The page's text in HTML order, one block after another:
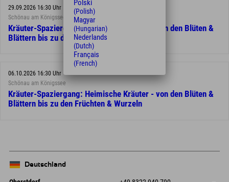
29.09.2026 16:30 Uhr
Schönau am Königssee
Kräuter-Spaziergang: Heimische Kräuter - von den Blüten &
Blättern bis zu den Früchten & Wurzeln
06.10.2026 16:30 Uhr
Schönau am Königssee
Kräuter-Spaziergang: Heimische Kräuter - von den Blüten &
Blättern bis zu den Früchten & Wurzeln
Deutschland
Polski
(Polish)
Magyar
(Hungarian)
Nederlands
(Dutch)
Français
(French)